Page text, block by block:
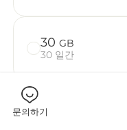
eSIM
데이
30 GB
30 일간
50
30 일간
문의하기